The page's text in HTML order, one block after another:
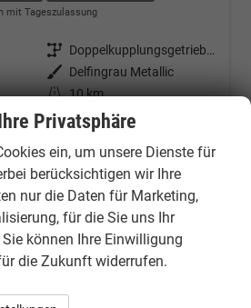
mit Tageszulassung
Getriebe
Doppelkupplungsgetriebe (DSG)
Außenfarbe
Delfingrau Metallic
Kilometerstand 10 km
Kontakt & Angebot anfordern
PDF-Datei, Fahrzeugexposé
Fahrzeug merken/
5,30 l/100km
g/km
Privatsphäre
ein, um unsere Dienste für
berücksichtigen wir Ihre
nur die Daten für Marketing,
für die Sie uns Ihr
können Ihre Einwilligung
die Zukunft widerrufen.